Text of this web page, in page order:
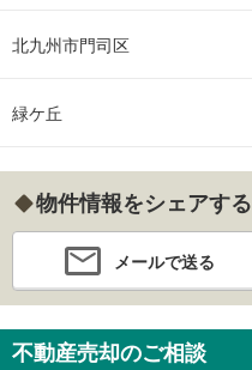
北九州市門司区
緑ケ丘
物件情報をシェアする
メールで送る
不動産売却のご相談